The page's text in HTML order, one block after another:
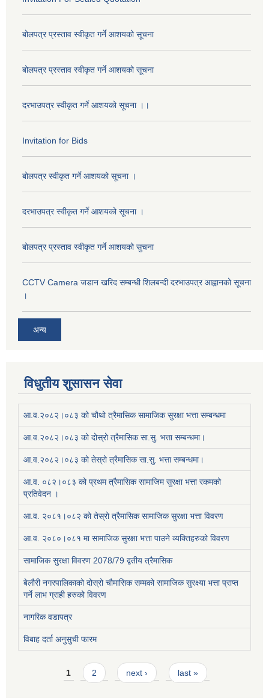
बोलपत्र प्रस्ताव स्वीकृत गर्ने आशयको सूचना
बोलपत्र प्रस्ताव स्वीकृत गर्ने आशयको सूचना
दरभाउपत्र स्वीकृत गर्ने आशयको सूचना ।।
Invitation for Bids
बोलपत्र स्वीकृत गर्ने आशयको सूचना ।
दरभाउपत्र स्वीकृत गर्ने आशयको सूचना ।
बोलपत्र प्रस्ताव स्वीकृत गर्ने आशयको सुचना
CCTV Camera जडान खरिद सम्बन्धी शिलबन्दी दरभाउपत्र आह्वानको सूचना
।
अन्य
विधुतीय शुसासन सेवा
आ.व.२०८२।०८३ को चौथो त्रैमासिक सामाजिक सुरक्षा भत्ता सम्बन्धमा
आ.व.२०८२।०८३ को दोस्रो त्रैमासिक सा.सु. भत्ता सम्बन्धमा।
आ.व.२०८२।०८३ को तेस्रो त्रैमासिक सा.सु. भत्ता सम्बन्धमा।
आ.व. ०८२।०८३ को प्रथम त्रैमासिक सामाजिम सुरक्षा भत्ता रकमको
प्रतिवेदन ।
आ.व. २०८१।०८२ को तेस्रो त्रैमासिक सामाजिक सुरक्षा भत्ता विवरण
आ.व. २०८०।०८१ मा सामाजिक सुरक्षा भत्ता पाउने व्यक्तिहरुको विवरण
सामाजिक सुरक्षा विवरण 2078/79 द्वतीय त्रैमासिक
बेलौरी नगरपालिकाको दोस्रो चौमासिक सम्मको सामाजिक सुरक्ष्या भत्ता प्राप्त
गर्ने लाभ ग्राही हरुको विवरण
नागरिक वडापत्र
विबाह दर्ता अनुसुची फारम
Pages1 2 next › last »